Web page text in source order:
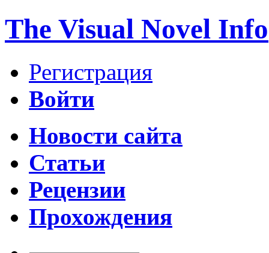
The Visual Novel Info
Регистрация
Войти
Новости сайта
Статьи
Рецензии
Прохождения